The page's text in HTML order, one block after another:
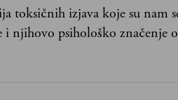
toksičnih izjava koje su nam
i njihovo psihološko značenje
bez mene“ do „Sve se dešava sa